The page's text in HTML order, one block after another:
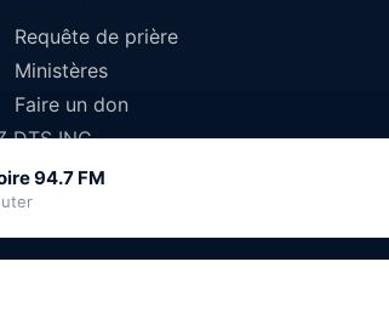
94.7 FM
Requête de prière
Ministères
Faire un don
DTS INC.
94.7 FM